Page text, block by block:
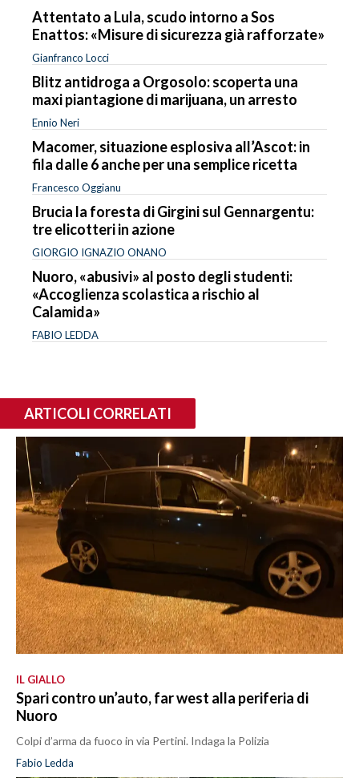
Attentato a Lula, scudo intorno a Sos
Enattos: «Misure di sicurezza già rafforzate»
Gianfranco Locci
Blitz antidroga a Orgosolo: scoperta una
maxi piantagione di marijuana, un arresto
Ennio Neri
Macomer, situazione esplosiva all’Ascot: in
fila dalle 6 anche per una semplice ricetta
Francesco Oggianu
Brucia la foresta di Girgini sul Gennargentu:
tre elicotteri in azione
GIORGIO IGNAZIO ONANO
Nuoro, «abusivi» al posto degli studenti:
«Accoglienza scolastica a rischio al
Calamida»
FABIO LEDDA
ARTICOLI CORRELATI
IL GIALLO
Spari contro un’auto, far west alla periferia di
Nuoro
Colpi d’arma da fuoco in via Pertini. Indaga la Polizia
Fabio Ledda